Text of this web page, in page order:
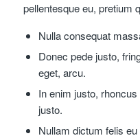
pellentesque eu, pretium
Nulla consequat
Donec pede justo,
eget, arcu.
In enim justo,
justo.
Nullam dictum felis